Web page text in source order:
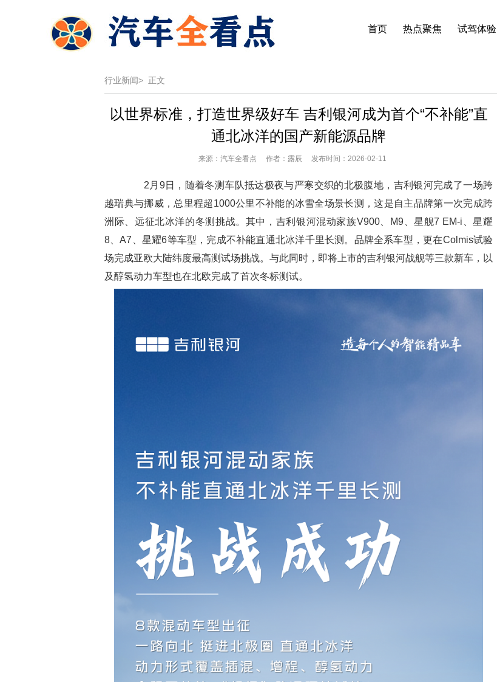
首页 热点聚焦 试驾体验
行业新闻> 正文
以世界标准，打造世界级好车 吉利银河成为首个“不补能”直
通北冰洋的国产新能源品牌
来源：汽车全看点 作者：露辰 发布时间：2026-02-11
2月9日，随着冬测车队抵达极夜与严寒交织的北极腹地，吉利银河完成了一场跨
越瑞典与挪威，总里程超1000公里不补能的冰雪全场景长测，这是自主品牌第一次完成跨
洲际、远征北冰洋的冬测挑战。其中，吉利银河混动家族V900、M9、星舰7 EM-i、星耀
8、A7、星耀6等车型，完成不补能直通北冰洋千里长测。品牌全系车型，更在Colmis试验
场完成亚欧大陆纬度最高测试场挑战。与此同时，即将上市的吉利银河战舰等三款新车，以
及醇氢动力车型也在北欧完成了首次冬标测试。